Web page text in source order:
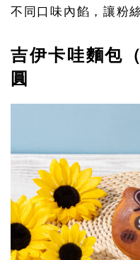
不同口味內餡，讓粉
吉伊卡哇麵包
圓